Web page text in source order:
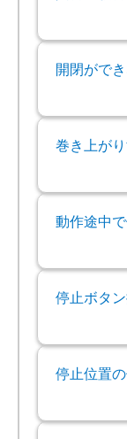
開閉がで
巻き上が
動作途中
停止ボタ
停止位置